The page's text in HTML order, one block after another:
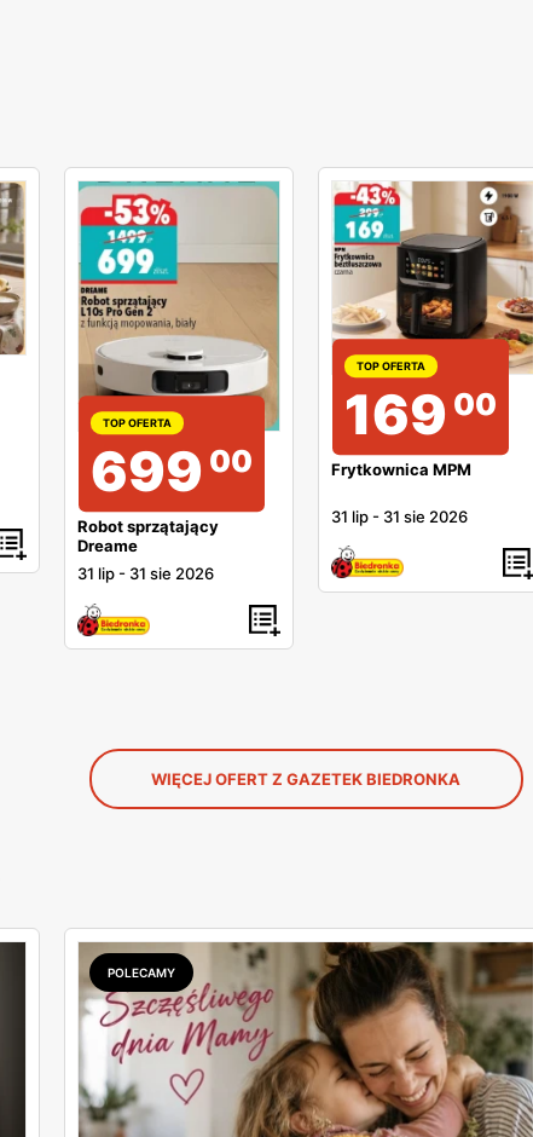
TOP OFERTA
699 00
Robot sprzątający
Dreame
31 lip - 31 sie 2026
TOP OFERTA
169 00
Frytkownica MPM
31 lip - 31 sie 2026
WIĘCEJ OFERT Z GAZETEK BIEDRONKA
POLECAMY